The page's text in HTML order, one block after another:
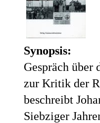
Synopsis:
Gespräch über
zur Kritik der
beschreibt
Siebziger